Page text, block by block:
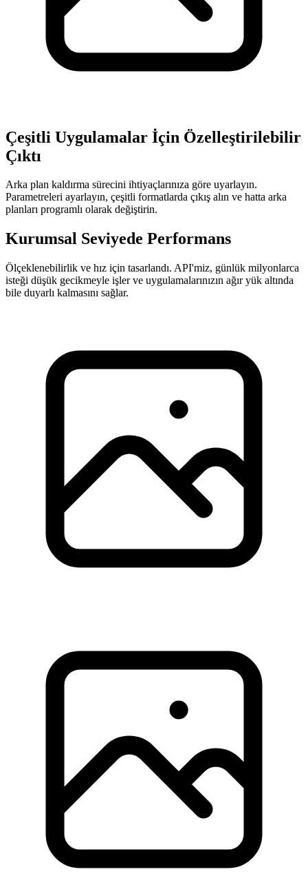
Çeşitli Uygulamalar İçin Özelleştirilebilir
Çıktı
Arka plan kaldırma sürecini ihtiyaçlarınıza göre uyarlayın.
Parametreleri ayarlayın, çeşitli formatlarda çıkış alın ve hatta arka
planları programlı olarak değiştirin.
Kurumsal Seviyede Performans
Ölçeklenebilirlik ve hız için tasarlandı. API'miz, günlük milyonlarca
isteği düşük gecikmeyle işler ve uygulamalarınızın ağır yük altında
bile duyarlı kalmasını sağlar.